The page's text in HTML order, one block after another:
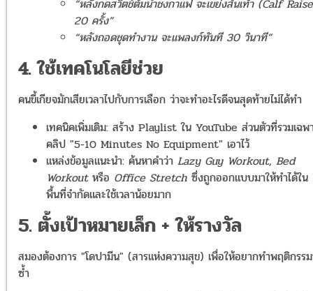
“หลังกดสวิตช์ต้มน้ำชงกาแฟ จะเขย่งส้นเท้า (Calf
20 ครั้ง”
“หลังถอดชุดทำงาน จะแพลงก์ทันที 30 วินาที”
4. ใช้เทคโนโลยีช่วย
คนขี้เกียจมักเสียเวลาไปกับการเลือก ว่าจะทำอะไรดีจนสุดท้ายไม่ได้ทำ
เทคนิคเพิ่มเติม: สร้าง Playlist ใน YouTube ส่วนตัวที่รวมเฉพ
คลิป "5-10 Minutes No Equipment" เอาไว้
แหล่งข้อมูลแนะนำ: ค้นหาคำว่า Lazy Guy Workout, Bed
Workoutหรือ Office Stretch ซึ่งถูกออกแบบมาให้ทำได้ใน
พื้นที่จำกัดและใช้เวลาน้อยมาก
5. ตั้งเป้าหมายเล็ก + ให้รางวัล
สมองต้องการ "โดปามีน" (สารแห่งความสุข) เพื่อให้อยากทำพฤติกรร
ซ้ำ